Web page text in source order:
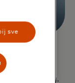
mrežu,
putu razvoja.
sve